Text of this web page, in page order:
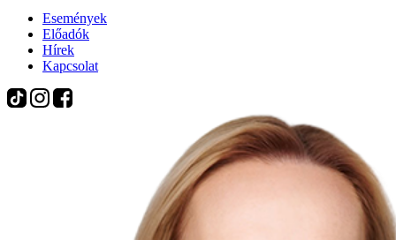
Események
Előadók
Hírek
Kapcsolat